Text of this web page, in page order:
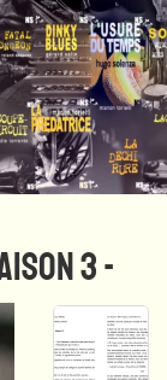
3 -